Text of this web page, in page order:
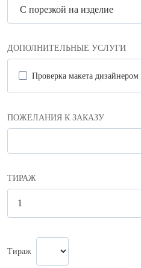
ДОПОЛНИТЕЛЬНЫЕ УСЛУГИ
Проверка макета дизайнером
ПОЖЕЛАНИЯ К ЗАКАЗУ
ТИРАЖ
Тираж